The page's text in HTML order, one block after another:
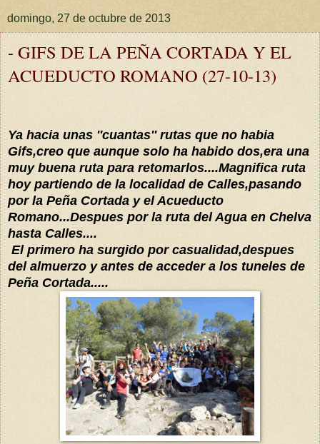
domingo, 27 de octubre de 2013
- GIFS DE LA PEÑA CORTADA Y EL
ACUEDUCTO ROMANO (27-10-13)
Ya hacia unas ''cuantas'' rutas que no habia
Gifs,creo que aunque solo ha habido dos,era una
muy buena ruta para retomarlos....Magnifica ruta
hoy partiendo de la localidad de Calles,pasando
por la Peña Cortada y el Acueducto
Romano...Despues por la ruta del Agua en Chelva
hasta Calles....
El primero ha surgido por casualidad,despues
del almuerzo y antes de acceder a los tuneles de
Peña Cortada.....